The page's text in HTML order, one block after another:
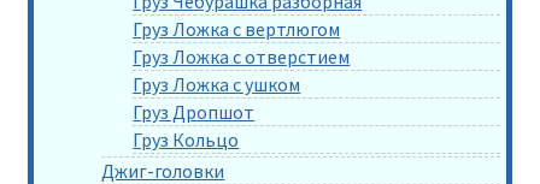
Груз Ложка с вертлюгом
Груз Ложка с отверстием
Груз Ложка с ушком
Груз Дропшот
Груз Кольцо
Джиг-головки